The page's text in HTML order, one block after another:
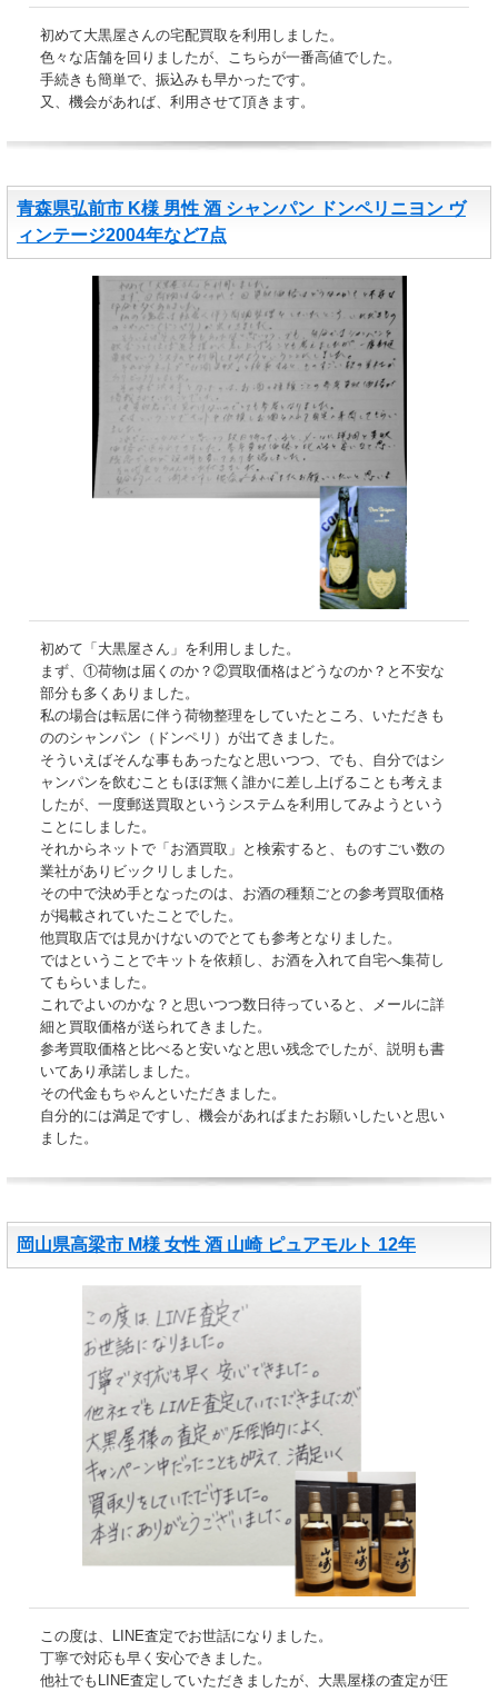
初めて大黒屋さんの宅配買取を利用しました。
色々な店舗を回りましたが、こちらが一番高値でした。
手続きも簡単で、振込みも早かったです。
又、機会があれば、利用させて頂きます。
青森県弘前市 K様 男性 酒 シャンパン ドンペリニヨン ヴ
ィンテージ2004年など7点
初めて「大黒屋さん」を利用しました。
まず、①荷物は届くのか？②買取価格はどうなのか？と不安な
部分も多くありました。
私の場合は転居に伴う荷物整理をしていたところ、いただきも
ののシャンパン（ドンペリ）が出てきました。
そういえばそんな事もあったなと思いつつ、でも、自分ではシ
ャンパンを飲むこともほぼ無く誰かに差し上げることも考えま
したが、一度郵送買取というシステムを利用してみようという
ことにしました。
それからネットで「お酒買取」と検索すると、ものすごい数の
業社がありビックリしました。
その中で決め手となったのは、お酒の種類ごとの参考買取価格
が掲載されていたことでした。
他買取店では見かけないのでとても参考となりました。
ではということでキットを依頼し、お酒を入れて自宅へ集荷し
てもらいました。
これでよいのかな？と思いつつ数日待っていると、メールに詳
細と買取価格が送られてきました。
参考買取価格と比べると安いなと思い残念でしたが、説明も書
いてあり承諾しました。
その代金もちゃんといただきました。
自分的には満足ですし、機会があればまたお願いしたいと思い
ました。
岡山県高梁市 M様 女性 酒 山崎 ピュアモルト 12年
この度は、LINE査定でお世話になりました。
丁寧で対応も早く安心できました。
他社でもLINE査定していただきましたが、大黒屋様の査定が圧